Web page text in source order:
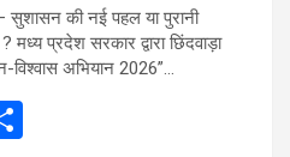
सुशासन की नई पहल या पुरानी
प्रदेश सरकार द्वारा छिंदवाड़ा
अभियान 2026”…